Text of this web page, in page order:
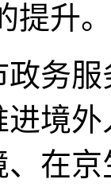
提升。
服
境
在